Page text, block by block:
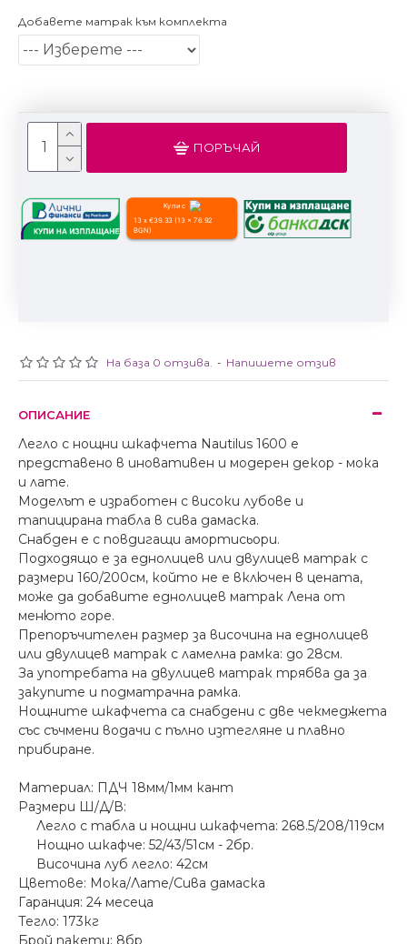
На база 0 отзива. - Напишете отзив
Добавете матрак към комплекта
ПОРЪЧАЙ
Купи с
13 x €39.33 (13 x 76.92
BGN)
ОПИСАНИЕ
Легло с нощни шкафчета Nautilus 1600 е
представено в иновативен и модерен декор - мока
и лате.
Моделът е изработен с високи лубове и
тапицирана табла в сива дамаска.
Снабден е с повдигащи амортисьори.
Подходящо е за еднолицев или двулицев матрак с
размери 160/200см, който не е включен в цената,
може да добавите еднолицев матрак Лена от
менюто горе.
Препоръчителен размер за височина на еднолицев
или двулицев матрак с ламелна рамка: до 28см.
За употребата на двулицев матрак трябва да за
закупите и подматрачна рамка.
Нощните шкафчета са снабдени с две чекмеджета
със съчмени водачи с пълно изтегляне и плавно
прибиране.
Материал: ПДЧ 18мм/1мм кант
Размери Ш/Д/В:
Легло с табла и нощни шкафчета: 268.5/208/119см
Нощно шкафче: 52/43/51см - 2бр.
Височина луб легло: 42см
Цветове: Мока/Лате/Сива дамаска
Гаранция: 24 месеца
Тегло: 173кг
Брой пакети: 8бр